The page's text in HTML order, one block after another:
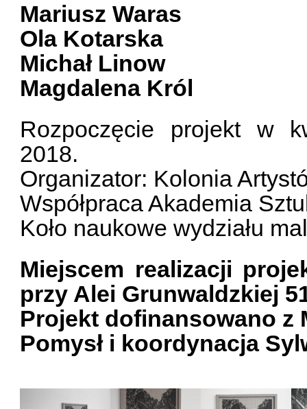
Mariusz Waras
Ola Kotarska
Michał Linow
Magdalena Król
Rozpoczęcie projekt w
2018.
Organizator: Kolonia
Współpraca Akademia
Koło naukowe wydziału
Miejscem realizacji
przy Alei Grunwaldzkiej
Projekt dofinansowano z
Pomysł i koordynacja